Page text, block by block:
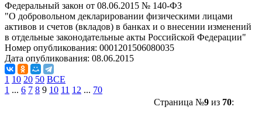
Федеральный закон от 08.06.2015 № 140-ФЗ
"О добровольном декларировании физическими лицами
активов и счетов (вкладов) в банках и о внесении изменений
в отдельные законодательные акты Российской Федерации"
Номер опубликования: 0001201506080035
Дата опубликования: 08.06.2015
1 10 20 50 ВСЕ
1 ... 6 7 8 9 10 11 12 ... 70
Страница №9из 70: